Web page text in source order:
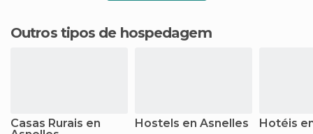
Outros tipos de hospedagem
Casas Rurais en
Hostels en Asnelles Hotéis